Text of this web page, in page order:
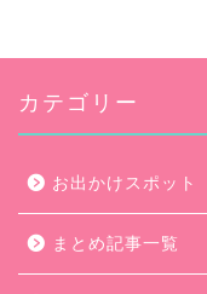
カテゴリー
お出かけスポット
まとめ記事一覧